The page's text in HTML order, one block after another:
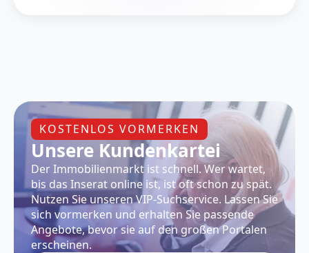
KOSTENLOS VORMERKEN
Unsere Kundenkartei
Der Immobilienmarkt ist schnell. Wer wartet,
bis das Inserat online ist, ist oft schon zu spät.
Nutzen Sie unseren VIP-Suchservice. Lassen Sie
sich vormerken und erhalten Sie passende
Angebote, bevor sie auf den großen Portalen
erscheinen.